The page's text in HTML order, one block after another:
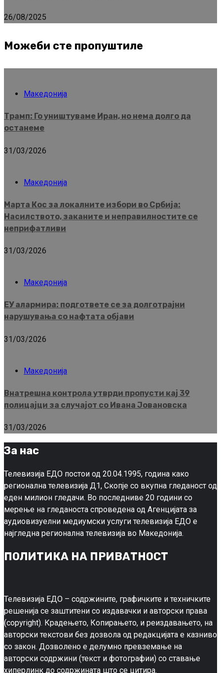
26/08/2025
Можеби сте пропуштиле
Македонија
Трамп: Го уништуваме Иран, но нема долго да
останеме
31/03/2026
Македонија
Марта Кос за локалните избори во Србија:
Насилството, заканите и неправилностите се
неприфатливи
31/03/2026
Македонија
ЕУ алармира: подгответе се за долготрајни
нарушувања со нафтата објави
31/03/2026
Македонија
Внатрешна контрола утврди пропусти кај 39
полицајци за случајот со Ивана Јовановска
31/03/2026
За нас
Телевизија ЕДО постои од 20.04.1995, година како
регионална телевизија Д1, Скопје со вкупна гледаност од
еден милион гледачи. Во последниве 20 години со
мерење на гледаноста спроведена од Агенцијата за
аудиовизуелни медиумски услуги телевизија ЕДО е
најгледна регионална телевизија во Македонија.
ПОЛИТИКА НА ПРИВАТНОСТ
Телевизија ЕДО – содржините, графичките и техничките
решенија се заштитени со издавачки и авторски права
(copyright). Крадењето, Копирањето, и реиздавањето, на
авторски текстови без дозвола од редакцијата е казниво
со закон. Дозволено е делумно превземање на
авторски содржини (текст и фотографии) со ставање
хиперлинк до содржината што се цитира.